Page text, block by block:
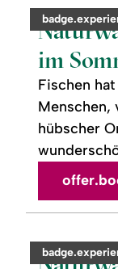
category:
im
Fischen
Menschen,
hübscher
mit
Hans
Sommer
category:
readmore:
mit
Hans